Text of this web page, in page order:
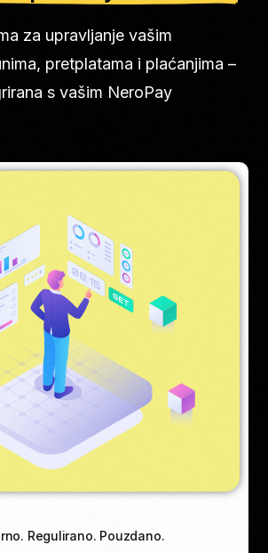
za upravljanje vašim
pretplatama i plaćanjima –
s vašim NeroPay
Regulirano. Pouzdano.